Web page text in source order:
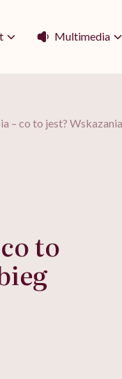
Multimedia
– co to jest?
to